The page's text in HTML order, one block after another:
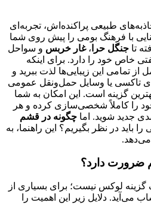
طبیعی پراکنده‌اش، تجربه‌ای
با فرهنگ بومی را پیش روی شما
تا جنگل حرا ،غار خربس و سواحل
خاص خود را دارد. برای اینکه
از تمامی این زیبایی‌ها لذت ببرید و
تاکسی یا وسایل حمل‌ونقل عمومی
گزینه است. این امکان به شما
را کاملاً شخصی‌سازی کرده و هر
جدید شوید. اما چگونه در قشم
را باید در نظر بگیریم؟ این راهنما، به
ضرورت دارد؟
گزینه لوکس نیست؛ برای بسیاری از
دلایل زیر این اهمیت را